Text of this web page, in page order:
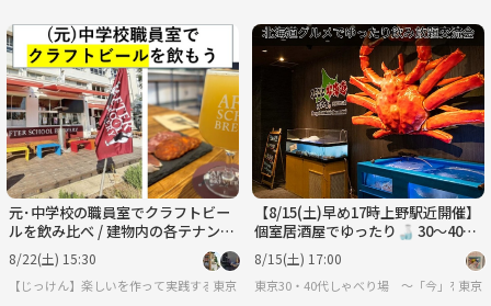
元･中学校の職員室でクラフトビー
ルを飲み比べ / 建物内の各テナント
を探索しよう /【世田谷 8月22日
(土)】
8/22(土) 15:30
【じっけん】楽しいを作って実践する研究会
東京
【8/15(土)早め17時上野駅近開催】
個室居酒屋でゆったり🍶 30～40代
限定！北海道グルメ満喫交流会✨
8/15(土) 17:00
東京30・40代しゃべり場 ～「今」を共
東京